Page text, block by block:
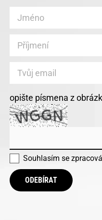
opište písmena z
Souhlasím se
ODEBÍRAT